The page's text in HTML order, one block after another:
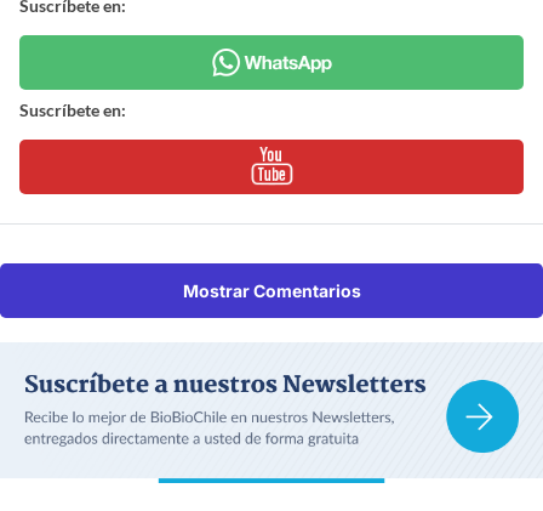
Suscríbete en:
Suscríbete en:
Mostrar Comentarios